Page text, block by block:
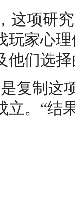
这项研
玩家心
他们选
复制这
立。“结